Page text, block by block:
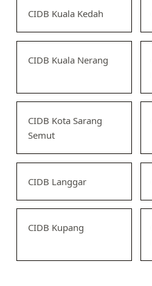
CIDB Kuala Kedah
CIDB Kuala Nerang
CIDB Kota Sarang
Semut
CIDB Langgar
CIDB Kupang